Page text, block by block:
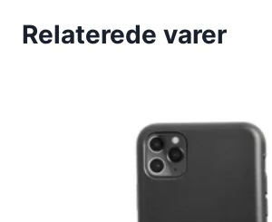
Relaterede varer